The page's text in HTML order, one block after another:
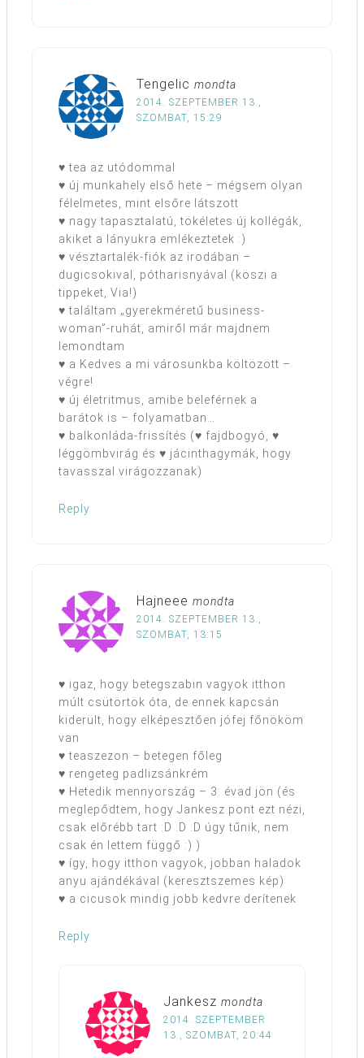
Tengelic mondta
2014. SZEPTEMBER 13.,
SZOMBAT, 15:29
♥ tea az utódommal
♥ új munkahely első hete – mégsem olyan
félelmetes, mint elsőre látszott
♥ nagy tapasztalatú, tökéletes új kollégák,
akiket a lányukra emlékeztetek :)
♥ vésztartalék-fiók az irodában –
dugicsokival, pótharisnyával (köszi a
tippeket, Via!)
♥ találtam „gyerekméretű business-
woman”-ruhát, amiről már majdnem
lemondtam
♥ a Kedves a mi városunkba költözött –
végre!
♥ új életritmus, amibe beleférnek a
barátok is – folyamatban…
♥ balkonláda-frissítés (♥ fajdbogyó, ♥
léggömbvirág és ♥ jácinthagymák, hogy
tavasszal virágozzanak)
Reply
Hajneee mondta
2014. SZEPTEMBER 13.,
SZOMBAT, 13:15
♥ igaz, hogy betegszabin vagyok itthon
múlt csütörtök óta, de ennek kapcsán
kiderült, hogy elképesztően jófej főnököm
van
♥ teaszezon – betegen főleg
♥ rengeteg padlizsánkrém
♥ Hetedik mennyország – 3. évad jön (és
meglepődtem, hogy Jankesz pont ezt nézi,
csak előrébb tart :D :D :D úgy tűnik, nem
csak én lettem függő :) )
♥ így, hogy itthon vagyok, jobban haladok
anyu ajándékával (keresztszemes kép)
♥ a cicusok mindig jobb kedvre derítenek
Reply
Jankesz mondta
2014. SZEPTEMBER
13., SZOMBAT, 20:44